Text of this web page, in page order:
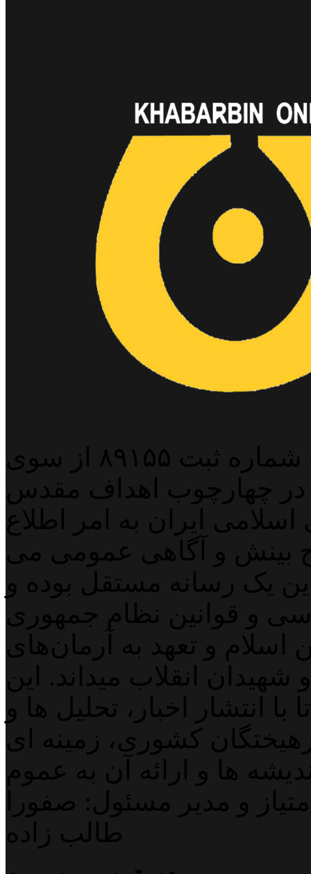
پایگاه خبری خبربین آنلاین به شماره ثبت ۸۹۱۵۵ از سوی
در چهارچوب اهداف مقدس
ایران به امر اطلاع
بینش و آگاهی عمومی می
یک رسانه مستقل بوده و
و قوانین نظام جمهوری
و تعهد به آرمان‌های
انقلاب میداند. این
انتشار اخبار، تحلیل ها و
کشوری، زمینه ای
ها و ارائه آن به عموم
و مدیر مسئول: صفورا
طالب زاده